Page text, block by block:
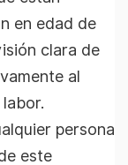
en edad de
clara de
al
persona
este